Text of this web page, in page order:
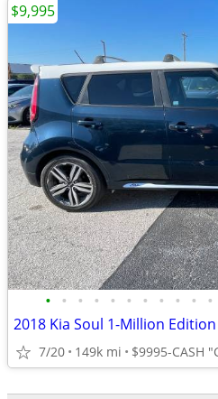
• • • • • • • • • • •
7/20 149k mi $9995-CASH
$9,995